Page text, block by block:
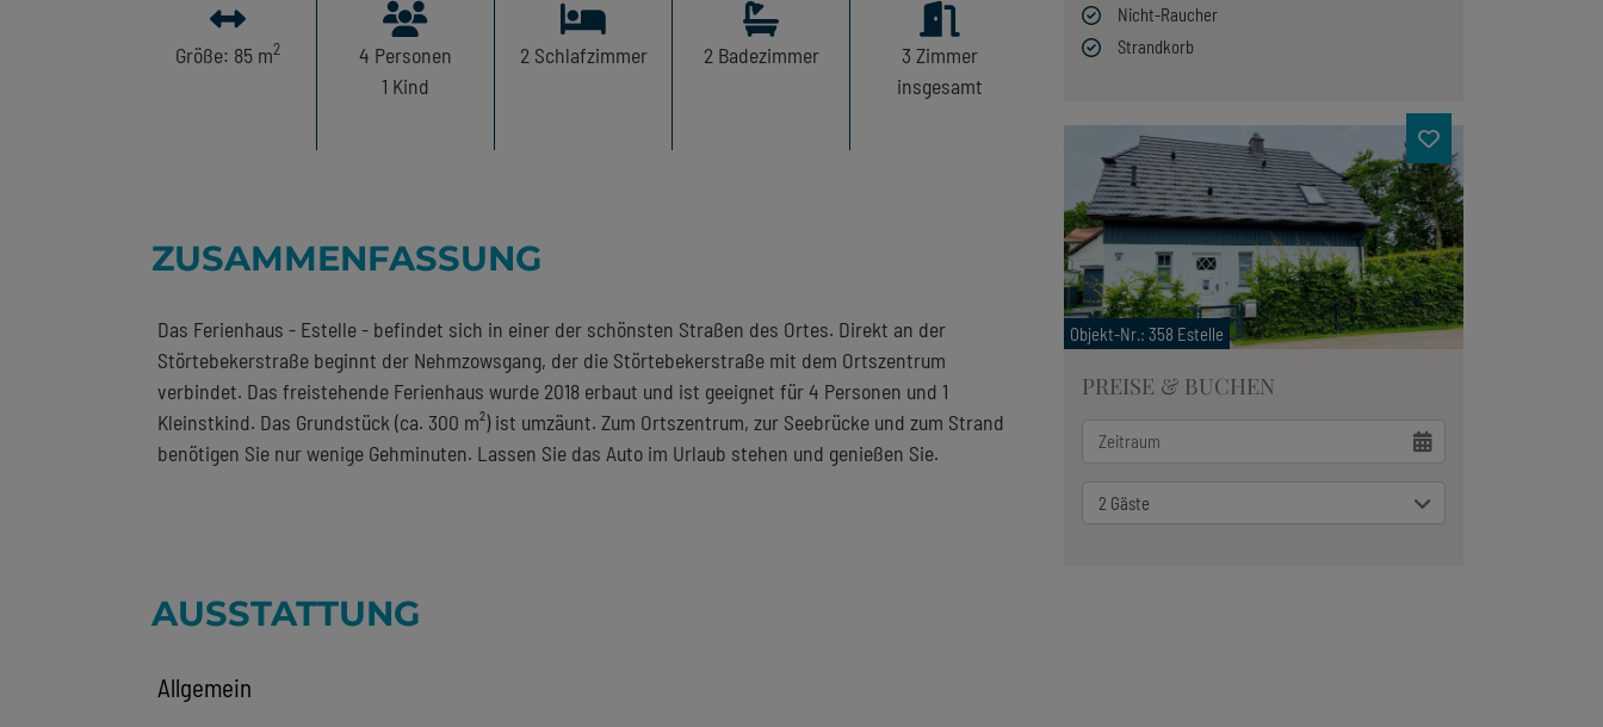
Größe: 85 m2 4 Personen
1 Kind
2 Schlafzimmer 2 Badezimmer 3 Zimmer
insgesamt
ZUSAMMENFASSUNG
Das Ferienhaus - Estelle - befindet sich in einer der schönsten Straßen des Ortes. Direkt an der
Störtebekerstraße beginnt der Nehmzowsgang, der die Störtebekerstraße mit dem Ortszentrum
verbindet. Das freistehende Ferienhaus wurde 2018 erbaut und ist geeignet für 4 Personen und 1
Kleinstkind. Das Grundstück (ca. 300 m²) ist umzäunt. Zum Ortszentrum, zur Seebrücke und zum Strand
benötigen Sie nur wenige Gehminuten. Lassen Sie das Auto im Urlaub stehen und genießen Sie.
AUSSTATTUNG
Allgemein
Nicht-Raucher
Strandkorb
Objekt-Nr.: 358 Estelle
PREISE & BUCHEN